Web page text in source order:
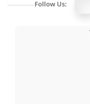
Follow Us: